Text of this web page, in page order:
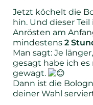
Jetzt köchelt die
hin. Und dieser
Anrösten am
mindestens 2
Man sagt: Je
gesagt habe ich es
gewagt.
Dann ist die
deiner Wahl